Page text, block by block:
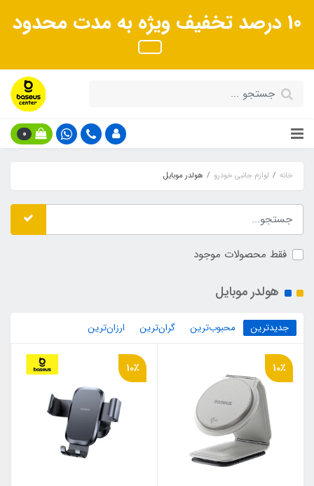
10 درصد تخفیف ویژه به مدت محدود
0
خانه لوازم جانبی خودرو هولدر موبایل
فقط محصولات موجود
هولدر موبایل
جدیدترین محبوب‌ترین گران‌ترین ارزان‌ترین
10٪ 10٪